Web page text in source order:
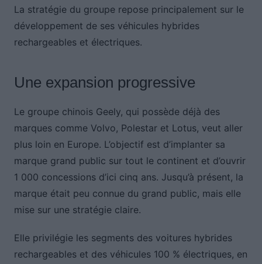
La stratégie du groupe repose principalement sur le
développement de ses véhicules hybrides
rechargeables et électriques.
Une expansion progressive
Le groupe chinois Geely, qui possède déjà des
marques comme Volvo, Polestar et Lotus, veut aller
plus loin en Europe. L’objectif est d’implanter sa
marque grand public sur tout le continent et d’ouvrir
1 000 concessions d’ici cinq ans. Jusqu’à présent, la
marque était peu connue du grand public, mais elle
mise sur une stratégie claire.
Elle privilégie les segments des voitures hybrides
rechargeables et des véhicules 100 % électriques, en